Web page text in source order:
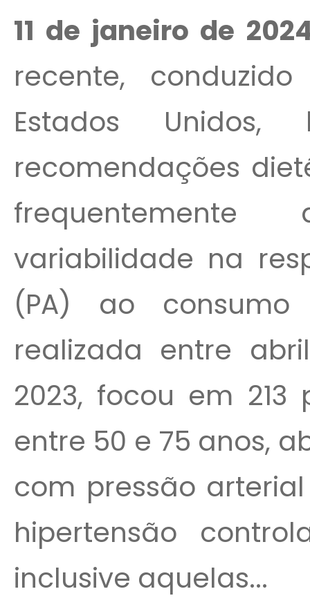
11 de janeiro de
recente,
Estados
recomendações
variabilidade na
(PA) ao
realizada entre
2023, focou em
entre 50 e 75 anos,
com pressão
hipertensão
inclusive aquelas...